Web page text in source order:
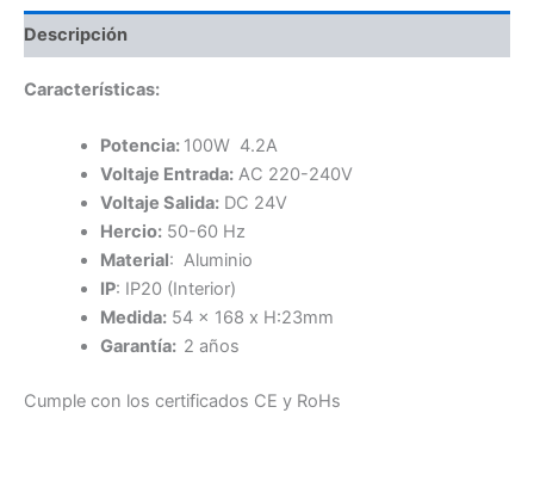
Descripción
Características:
Potencia: 100W 4.2A
Voltaje Entrada:AC 220-240V
Voltaje Salida:DC 24V
Hercio:50-60 Hz
Material: Aluminio
IP: IP20 (Interior)
Medida:54 x 168 x H:23mm
Garantía: 2 años
Cumple con los certificados CE y RoHs